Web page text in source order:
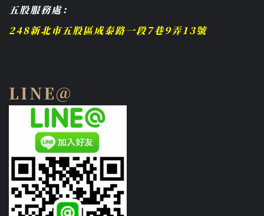
五股服務處：
248新北市五股區成泰路一段7巷9弄13號
LINE@